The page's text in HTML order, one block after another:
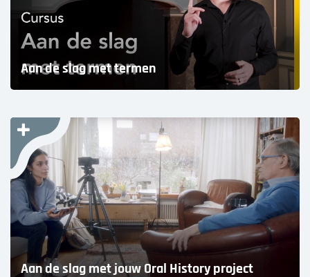
Aan de slag met termen
Aan de slag met jouw Oral History project